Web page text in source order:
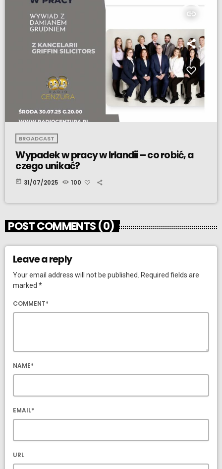
insert_link
BROADCAST
Wypadek w pracy w Irlandii – co robić, a
czego unikać?
today 31/07/2025 100
POST COMMENTS (0)
Leave a reply
Your email address will not be published. Required fields are
marked *
COMMENT*
NAME*
EMAIL*
URL